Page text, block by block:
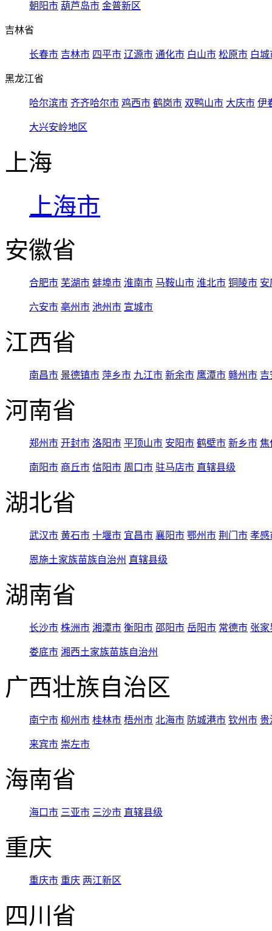
朝阳市 葫芦岛市 金普新区
吉林省
长春市 吉林市 四平市 辽源市 通化市 白山市 松原市 白城
黑龙江省
哈尔滨市 齐齐哈尔市 鸡西市 鹤岗市 双鸭山市 大庆市 伊
大兴安岭地区
上海
上海市
安徽省
合肥市 芜湖市 蚌埠市 淮南市 马鞍山市 淮北市 铜陵市 安
六安市 亳州市 池州市 宣城市
江西省
南昌市 景德镇市 萍乡市 九江市 新余市 鹰潭市 赣州市 吉
河南省
郑州市 开封市 洛阳市 平顶山市 安阳市 鹤壁市 新乡市 焦
南阳市 商丘市 信阳市 周口市 驻马店市 直辖县级
湖北省
武汉市 黄石市 十堰市 宜昌市 襄阳市 鄂州市 荆门市 孝感
恩施土家族苗族自治州 直辖县级
湖南省
长沙市 株洲市 湘潭市 衡阳市 邵阳市 岳阳市 常德市 张家
娄底市 湘西土家族苗族自治州
广西壮族自治区
南宁市 柳州市 桂林市 梧州市 北海市 防城港市 钦州市 贵
来宾市 崇左市
海南省
海口市 三亚市 三沙市 直辖县级
重庆
重庆市 重庆 两江新区
四川省